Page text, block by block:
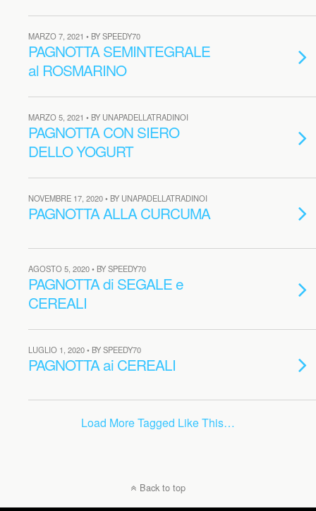
MARZO 7, 2021 • BY SPEEDY70
PAGNOTTA SEMINTEGRALE
al ROSMARINO
MARZO 5, 2021 • BY UNAPADELLATRADINOI
PAGNOTTA CON SIERO
DELLO YOGURT
NOVEMBRE 17, 2020 • BY UNAPADELLATRADINOI
PAGNOTTA ALLA CURCUMA
AGOSTO 5, 2020 • BY SPEEDY70
PAGNOTTA di SEGALE e
CEREALI
LUGLIO 1, 2020 • BY SPEEDY70
PAGNOTTA ai CEREALI
Load More Tagged Like This…
Back to top